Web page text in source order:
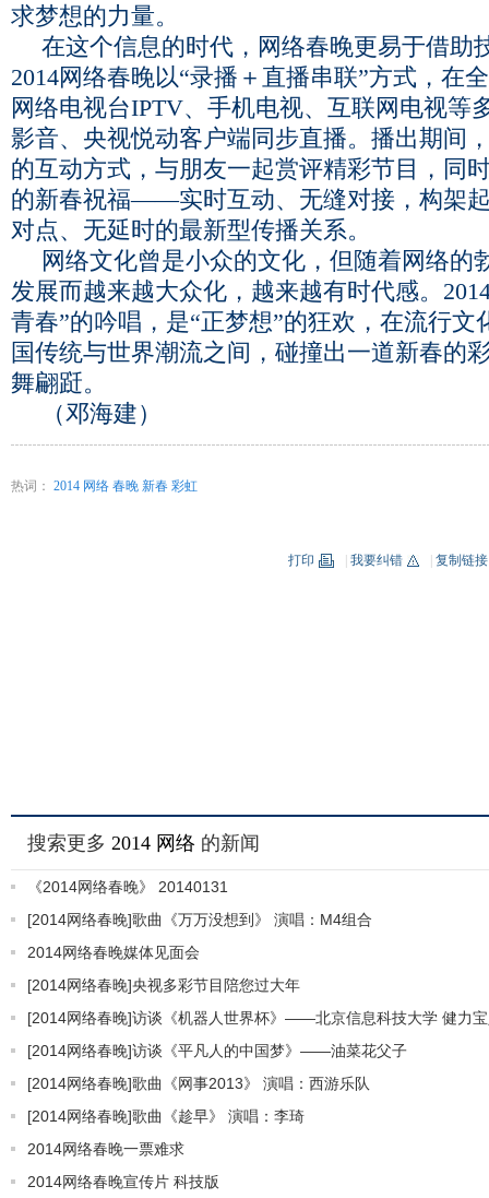
求梦想的力量。
在这个信息的时代，网络春晚更易于借助
2014网络春晚以“录播＋直播串联”方式，在
网络电视台IPTV、手机电视、互联网电视等
影音、央视悦动客户端同步直播。播出期间
的互动方式，与朋友一起赏评精彩节目，同
的新春祝福——实时互动、无缝对接，构架
对点、无延时的最新型传播关系。
网络文化曾是小众的文化，但随着网络的
发展而越来越大众化，越来越有时代感。
青春”的吟唱，是“正梦想”的狂欢，在流行文
国传统与世界潮流之间，碰撞出一道新春的
舞翩跹。
（邓海建）
热词： 2014 网络 春晚 新春 彩虹
打印 我要纠错 复制链接
搜索更多 2014 网络 的新闻
《2014网络春晚》 20140131
[2014网络春晚]歌曲《万万没想到》 演唱：M4组合
2014网络春晚媒体见面会
[2014网络春晚]央视多彩节目陪您过大年
[2014网络春晚]访谈《机器人世界杯》——北京信息科技大学 健力
[2014网络春晚]访谈《平凡人的中国梦》——油菜花父子
[2014网络春晚]歌曲《网事2013》 演唱：西游乐队
[2014网络春晚]歌曲《趁早》 演唱：李琦
2014网络春晚一票难求
2014网络春晚宣传片 科技版